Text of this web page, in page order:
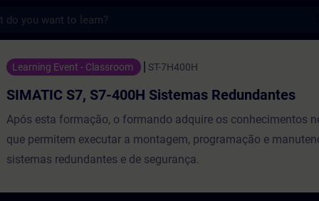
S7-400H Sistemas Redundantes -
Learning Event - Classroom ST-7H400H
SIMATIC S7, S7-400H Sistemas Redundantes
Após esta formação, o formando adquire os conhecimentos
que permitem executar a montagem, programação e
sistemas redundantes e de segurança.